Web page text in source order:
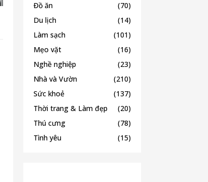
Đồ ăn
(70)
Du lịch
(14)
Làm sạch
(101)
Mẹo vặt
(16)
Nghề nghiệp
(23)
Nhà và Vườn
(210)
Sức khoẻ
(137)
Thời trang & Làm đẹp
(20)
Thú cưng
(78)
Tình yêu
(15)